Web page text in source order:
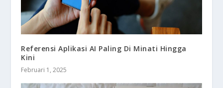
Referensi Aplikasi AI Paling Di Minati Hingga
Kini
Februari 1, 2025